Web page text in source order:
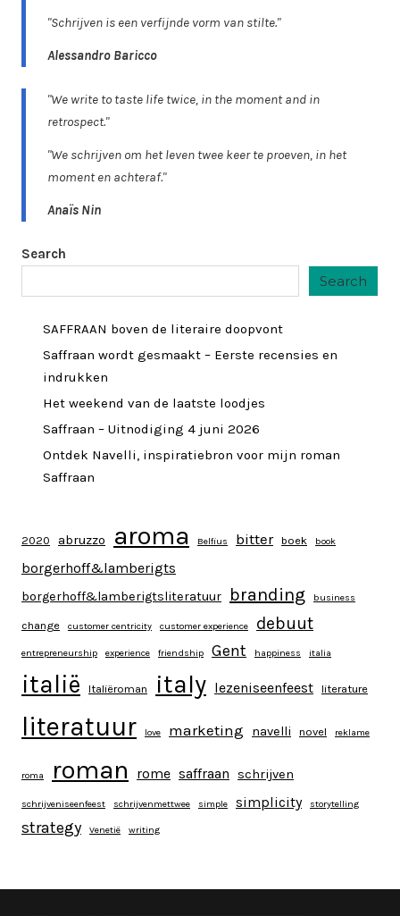
"Schrijven is een verfijnde vorm van stilte."
Alessandro Baricco
"We write to taste life twice, in the moment and in
retrospect."
"We schrijven om het leven twee keer te proeven, in het
moment en achteraf."
Anaïs Nin
Search
Search
SAFFRAAN boven de literaire doopvont
Saffraan wordt gesmaakt – Eerste recensies en
indrukken
Het weekend van de laatste loodjes
Saffraan – Uitnodiging 4 juni 2026
Ontdek Navelli, inspiratiebron voor mijn roman
Saffraan
2020 abruzzo aroma Belfius bitter boek book
borgerhoff&lamberigts
borgerhoff&lamberigtsliteratuur branding business
change customer centricity customer experience debuut
entrepreneurship experience friendship Gent happiness italia
italië Italiëroman italy lezeniseenfeest literature
literatuur love marketing navelli novel reklame
roma roman rome saffraan schrijven
schrijveniseenfeest schrijvenmettwee simple simplicity storytelling
strategy Venetië writing